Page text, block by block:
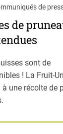
de
de
sont de
! La Fruit-
à une récolte de